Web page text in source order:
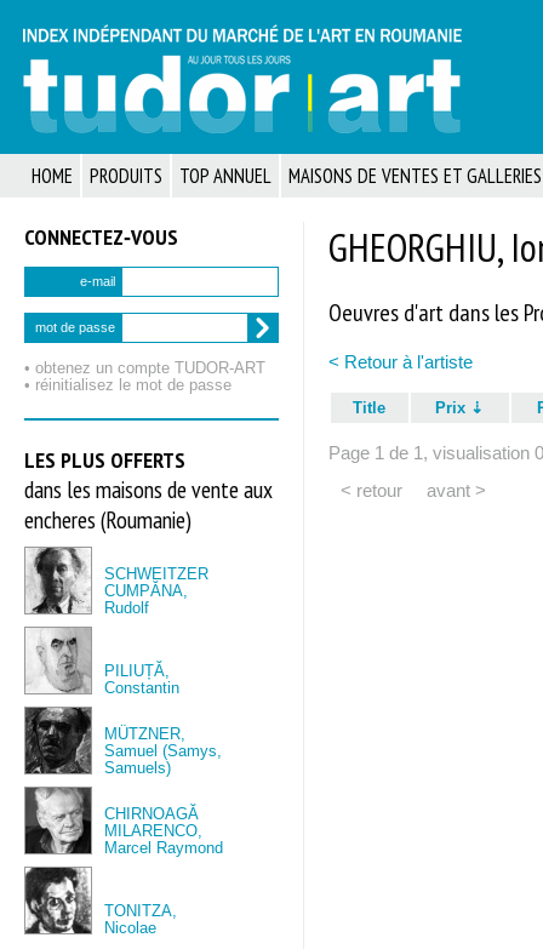
HOME PRODUITS TOP ANNUEL MAISONS DE VENTES ET GALLERIES
CONNECTEZ‑VOUS
e-mail
mot de passe
• obtenez un compte TUDOR‑ART
• réinitialisez le mot de passe
LES PLUS OFFERTS
dans les maisons de vente aux
encheres (Roumanie)
SCHWEITZER
CUMPĂNA,
Rudolf
PILIUȚĂ,
Constantin
MÜTZNER,
Samuel (Samys,
Samuels)
CHIRNOAGĂ
MILARENCO,
Marcel Raymond
TONITZA,
Nicolae
GHEORGHIU,
Oeuvres d'art dans les
< Retour à l'artiste
Title Prix
Page 1 de 1, visualisation
< retour
avant >